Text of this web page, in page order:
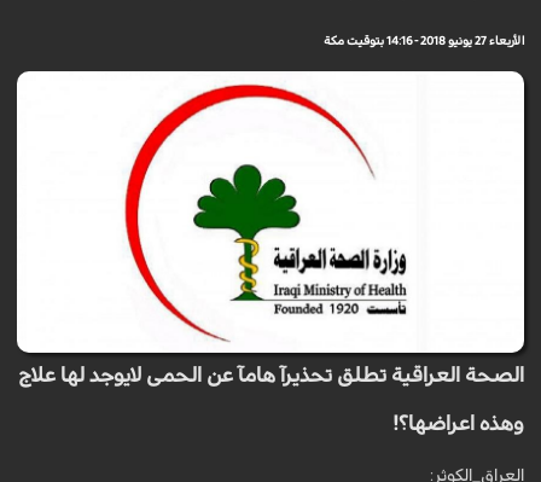
الأربعاء 27 يونيو 2018 - 14:16 بتوقيت مكة
الصحة العراقية تطلق تحذيرآ هامآ عن الحمى لايوجد لها علاج
وهذه اعراضها؟!
العراق_الكوثر: